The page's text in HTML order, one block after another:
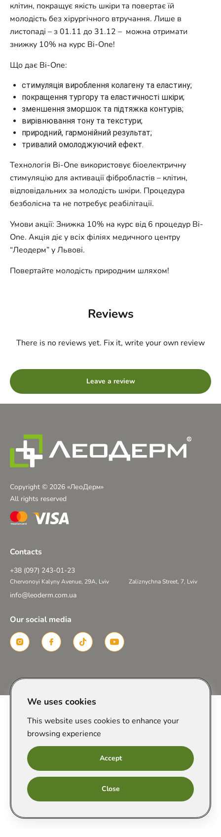
клітин, покращує якість шкіри та повертає їй
молодість без хірургічного втручання. Лише в
листопаді – з 01.11 до 31.12 – можна отримати
знижку 10% на курс Bi-One!
Що дає Bi-One:
стимуляція вироблення колагену та еластину;
покращення тургору та еластичності шкіри;
зменшення зморшок та підтяжка контурів;
вирівнювання тону та текстури;
природний, гармонійний результат;
тривалий омолоджуючий ефект.
Технологія Bi-One використовує біоелектричну
стимуляцію для активації фібробластів – клітин,
відповідальних за молодість шкіри. Процедура
безболісна та не потребує реабілітації.
Умови акції: Знижка 10% на курс від 6 процедур Bi-
One. Акція діє у всіх філіях медичного центру
“Леодерм” у Львові.
Повертайте молодість природним шляхом!
Reviews
There is no reviews yet. Fix it, write your own review
Leave a review
Copyright © 2026 «ЛеоДерм»
All rights reserved
Contacts
+38 (097) 243-01-23
Chervonoyi Kalyny Avenue, 29A, Lviv Zaliznychna Street, 7, Lviv
info@leoderm.com.ua
Our social media
We uses cookies
This website uses cookies to enhance your
browsing experience
Accept
Close
Онлайн
запис